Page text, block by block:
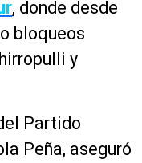
, donde desde
bloqueos
y
Partido
Peña, aseguró